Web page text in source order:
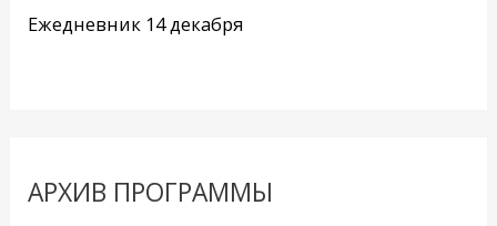
Ежедневник 14 декабря
АРХИВ ПРОГРАММЫ